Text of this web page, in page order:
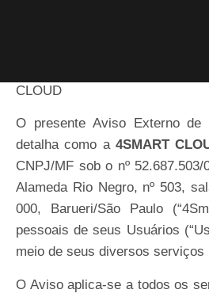
Aviso de
CLOUD
O presente Aviso Externo de
detalha como a 4SMART
CNPJ/MF sob o nº
Alameda Rio Negro, nº 503,
000, Barueri/São Paulo
pessoais de seus Usuários
meio de seus diversos serviços
O Aviso aplica-se a todos os